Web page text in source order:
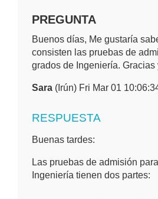
PREGUNTA
Buenos días, Me gustaría
consisten las pruebas de
grados de Ingeniería. Gracias
Sara (Irún) Fri Mar 01
RESPUESTA
Buenas tardes:
Las pruebas de admisión
Ingeniería tienen dos partes: